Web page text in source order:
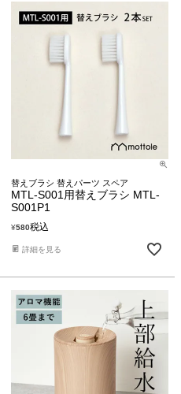
替えブラシ 替えパーツ スペア
MTL-S001用替えブラシ MTL-
S001P1
¥580税込
詳細を見る